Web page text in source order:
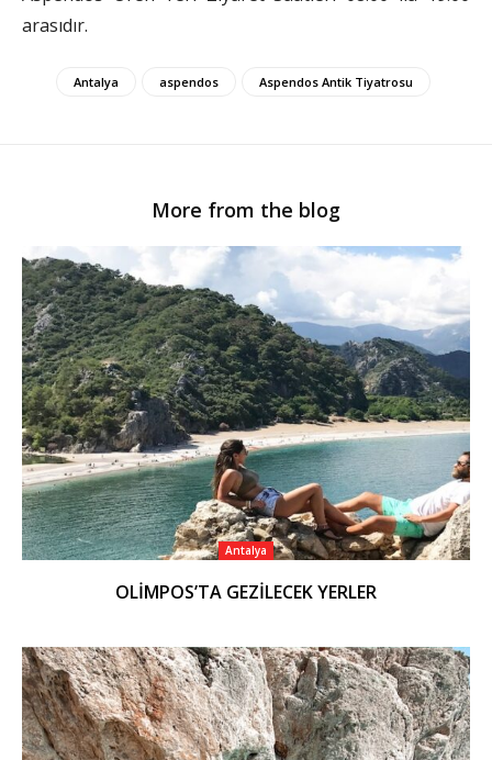
arasıdır.
Antalya aspendos Aspendos Antik Tiyatrosu
More from the blog
Antalya
OLİMPOS’TA GEZİLECEK YERLER